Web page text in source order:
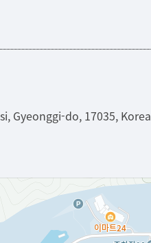
Gyeonggi-do, 17035, Korea